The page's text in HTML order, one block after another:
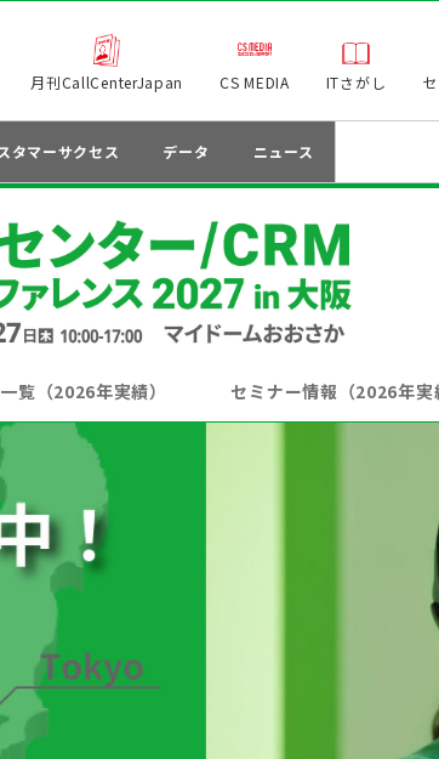
月刊CallCenterJapan CS MEDIA ITさがし
タマーサクセス データ ニュース
覧（2026年実績） セミナー情報（2026年実